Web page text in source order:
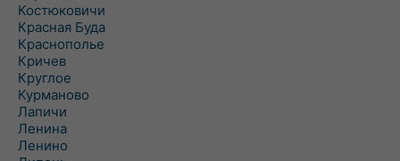
Костюковичи
Красная Буда
Краснополье
Кричев
Круглое
Курманово
Лапичи
Ленина
Ленино